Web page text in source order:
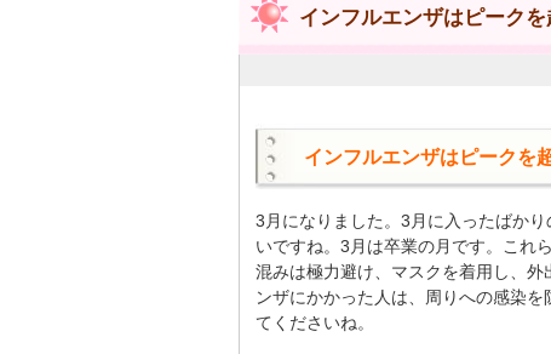
インフルエンザはピークを
インフルエンザはピークを
3月になりました。3月に入ったばか
いですね。3月は卒業の月です。これ
混みは極力避け、マスクを着用し、
ンザにかかった人は、周りへの感染
てくださいね。